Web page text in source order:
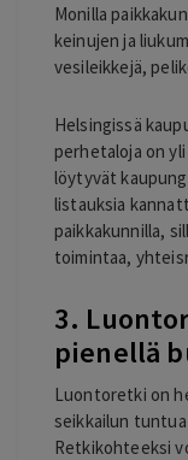
Monilla
keinujen ja
vesileikkejä,
Helsingissä
perhetaloja on
löytyvät
listauksia
paikkakunnilla,
toimintaa,
3.
pienellä
Luontoretki on
seikkailun
Retkikohteeksi